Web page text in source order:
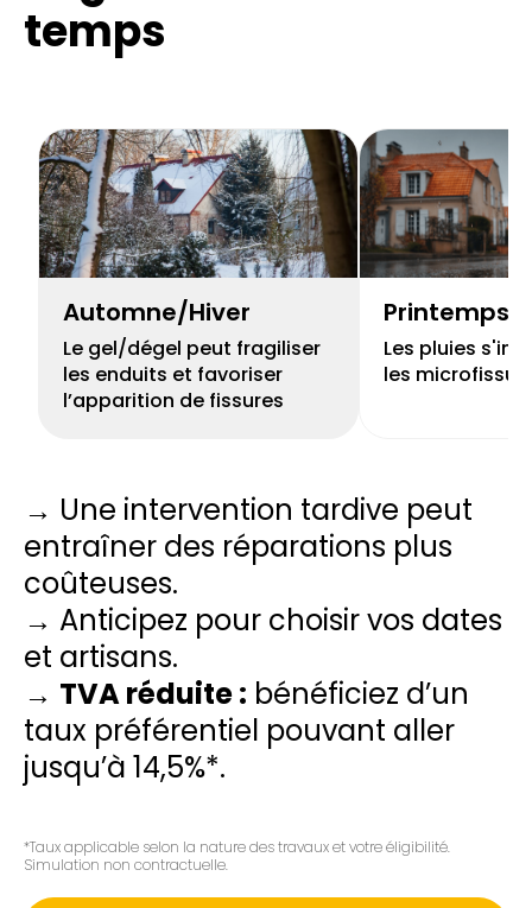
temps
Automne/Hiver
Le gel/dégel peut fragiliser
les enduits et favoriser
l’apparition de fissures
Printemps
Les pluies
les
→ Une intervention tardive peut
entraîner des réparations plus
coûteuses.
→ Anticipez pour choisir vos dates
et artisans.
→ TVA réduite : bénéficiez d’un
taux préférentiel pouvant aller
jusqu’à 14,5%*.
*Taux applicable selon la nature des travaux et votre éligibilité.
Simulation non contractuelle.